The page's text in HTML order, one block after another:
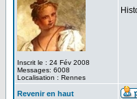
Inscrit le : 24 Fév 2008
Messages: 6008
Localisation : Rennes
Revenir en haut